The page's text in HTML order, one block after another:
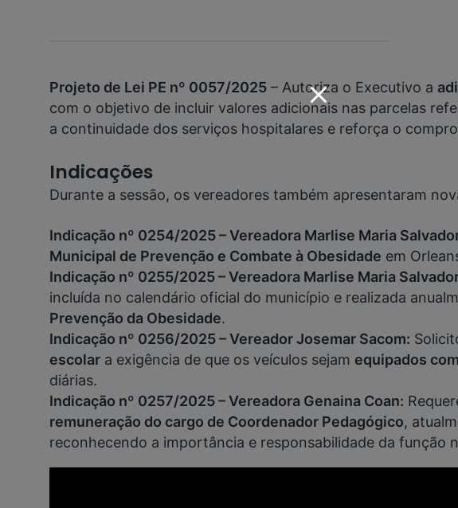
Projeto de Lei PE nº 0057/2025 – Autoriza o Executivo a
com o objetivo de incluir valores adicionais nas parcelas
a continuidade dos serviços hospitalares e reforça o
Indicações
Durante a sessão, os vereadores também apresentaram
Indicação nº 0254/2025 – Vereadora Marlise Maria
Municipal de Prevenção e Combate à Obesidade em
Indicação nº 0255/2025 – Vereadora Marlise Maria
incluída no calendário oficial do município e realizada
Prevenção da Obesidade.
Indicação nº 0256/2025 – Vereador Josemar Sacom:
escolar a exigência de que os veículos sejam equipados
diárias.
Indicação nº 0257/2025 – Vereadora Genaina Coan:
remuneração do cargo de Coordenador Pedagógico,
reconhecendo a importância e responsabilidade da função